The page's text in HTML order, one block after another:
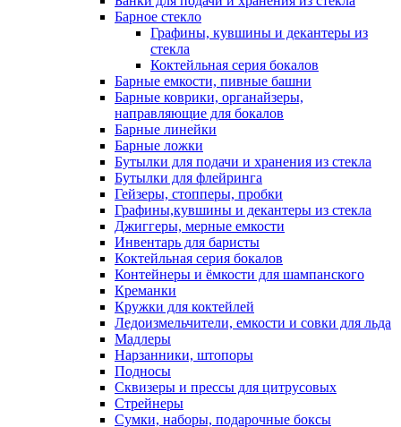
Барное стекло
Графины, кувшины и декантеры из
стекла
Коктейльная серия бокалов
Барные емкости, пивные башни
Барные коврики, органайзеры,
направляющие для бокалов
Барные линейки
Барные ложки
Бутылки для подачи и хранения из стекла
Бутылки для флейринга
Гейзеры, стопперы, пробки
Графины,кувшины и декантеры из стекла
Джиггеры, мерные емкости
Инвентарь для баристы
Коктейльная серия бокалов
Контейнеры и ёмкости для шампанского
Креманки
Кружки для коктейлей
Ледоизмельчители, емкости и совки для льда
Мадлеры
Нарзанники, штопоры
Подносы
Сквизеры и прессы для цитрусовых
Стрейнеры
Сумки, наборы, подарочные боксы